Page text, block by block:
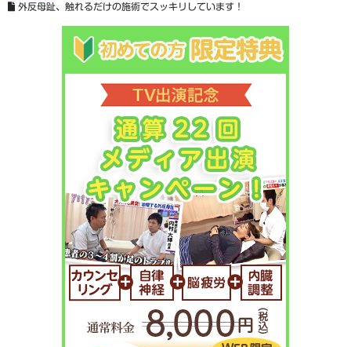
外反母趾、触れるだけの施術でスッキリしています！